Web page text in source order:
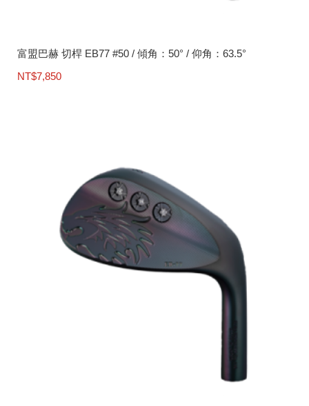
富盟巴赫 切桿 EB77 #50 / 傾角：50° / 仰角：63.5°
NT$7,850